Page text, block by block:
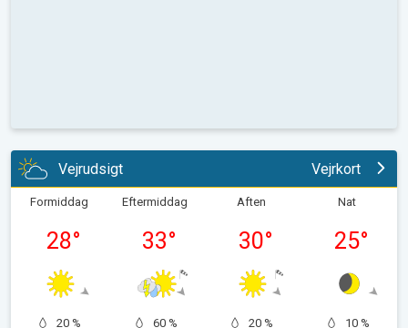
Vejrudsigt Vejrkort
Formiddag
28°
20 %
Eftermiddag
33°
60 %
Aften
30°
20 %
Nat
25°
10 %